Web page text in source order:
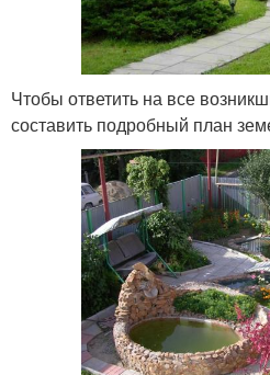
Чтобы ответить на все
составить подробный план